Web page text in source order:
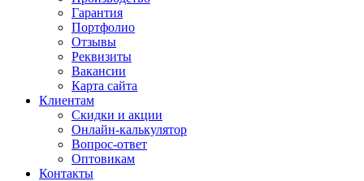
Гарантия
Портфолио
Отзывы
Реквизиты
Вакансии
Карта сайта
Клиентам
Скидки и акции
Онлайн-калькулятор
Вопрос-ответ
Оптовикам
Контакты